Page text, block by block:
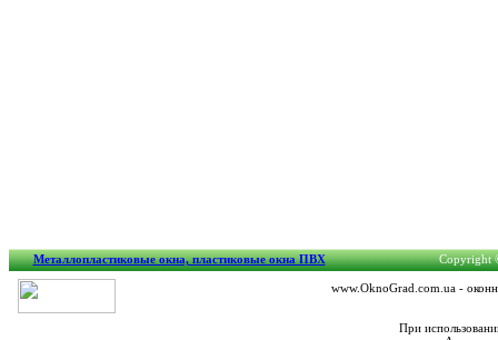
Металлопластиковые окна, пластиковые окна ПВХ Copyright
www.OknoGrad.com.ua -
При